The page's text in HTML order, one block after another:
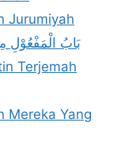
Jurumiyah
بَابُ الْمَفْعُوْلِ
Terjemah
Mereka Yang